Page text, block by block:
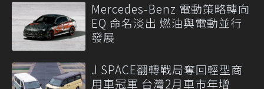
Mercedes-Benz 電動策略轉向
EQ 命名淡出 燃油與電動並行
發展
J SPACE翻轉戰局奪回輕型商
用車冠軍 台灣2月車市年增